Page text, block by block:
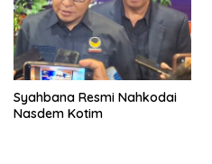
Syahbana Resmi Nahkodai
Nasdem Kotim